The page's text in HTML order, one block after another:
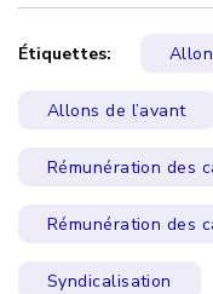
Étiquettes:
Allons de l’avant
Rémunération des
Rémunération des
Syndicalisation